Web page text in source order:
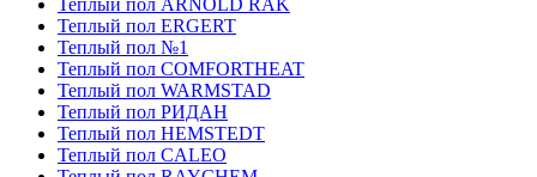
Теплый пол ARNOLD RAK
Теплый пол ERGERT
Теплый пол №1
Теплый пол COMFORTHEAT
Теплый пол WARMSTAD
Теплый пол РИДАН
Теплый пол HEMSTEDT
Теплый пол CALEO